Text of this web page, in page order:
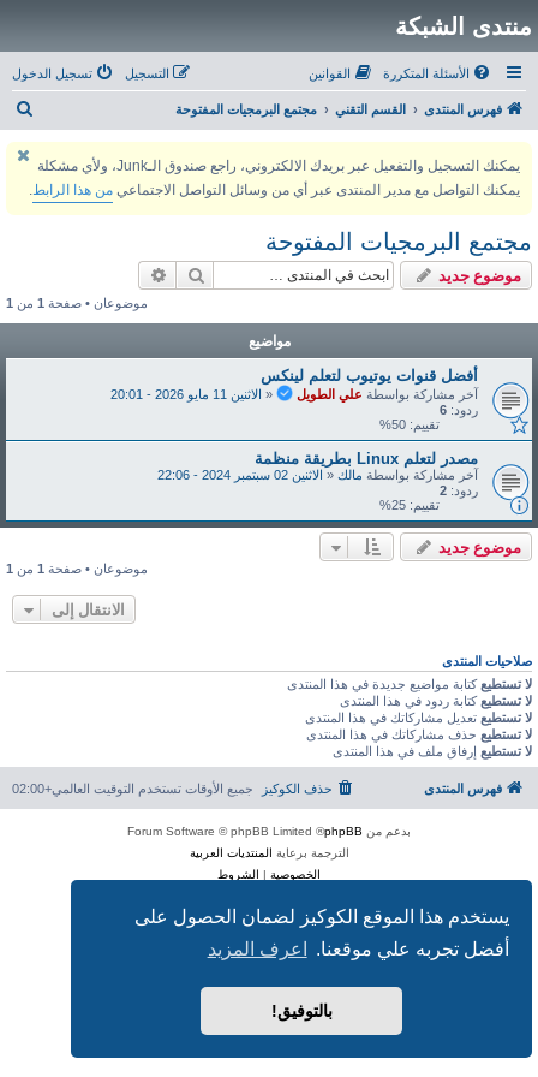
يستخدم هذا الموقع الكوكيز لضمان الحصول على
أفضل تجربه علي موقعنا.
اعرف المزيد
بالتوفيق!
منتدى الشبكة
الأسئلة المتكررة القوانين تسجيل الدخول التسجيل
فهرس المنتدى القسم التقني مجتمع البرمجيات المفتوحة
يمكنك التسجيل والتفعيل عبر بريدك الالكتروني، راجع صندوق الـJunk، ولأي مشكلة
يمكنك التواصل مع مدير المنتدى عبر أي من وسائل التواصل الاجتماعي من هذا الرابط.
مجتمع البرمجيات المفتوحة
موضوع جديد بحث
موضوعان • صفحة 1 من 1
مواضيع
أفضل قنوات يوتيوب لتعلم لينكس
آخر مشاركة بواسطة علي الطويل « الاثنين 11 مايو 2026 - 20:01
ردود: 6
تقييم: 50%
مصدر لتعلم Linux بطريقة منظمة
آخر مشاركة بواسطة مالك « الاثنين 02 سبتمبر 2024 - 22:06
ردود: 2
تقييم: 25%
موضوع جديد
موضوعان • صفحة 1 من 1
الانتقال إلى
صلاحيات المنتدى
لا تستطيع كتابة مواضيع جديدة في هذا المنتدى
لا تستطيع كتابة ردود في هذا المنتدى
لا تستطيع تعديل مشاركاتك في هذا المنتدى
لا تستطيع حذف مشاركاتك في هذا المنتدى
لا تستطيع إرفاق ملف في هذا المنتدى
فهرس المنتدى جميع الأوقات تستخدم التوقيت العالمي+02:00 حذف الكوكيز
بدعم من phpBB
® Forum Software © phpBB Limited
الترجمة برعاية المنتديات العربية
الخصوصية | الشروط